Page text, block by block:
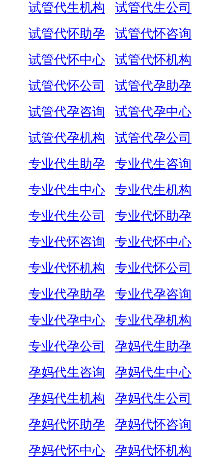
试管代生机构
试管代生公司
试管代怀助孕
试管代怀咨询
试管代怀中心
试管代怀机构
试管代怀公司
试管代孕助孕
试管代孕咨询
试管代孕中心
试管代孕机构
试管代孕公司
专业代生助孕
专业代生咨询
专业代生中心
专业代生机构
专业代生公司
专业代怀助孕
专业代怀咨询
专业代怀中心
专业代怀机构
专业代怀公司
专业代孕助孕
专业代孕咨询
专业代孕中心
专业代孕机构
专业代孕公司
孕妈代生助孕
孕妈代生咨询
孕妈代生中心
孕妈代生机构
孕妈代生公司
孕妈代怀助孕
孕妈代怀咨询
孕妈代怀中心
孕妈代怀机构